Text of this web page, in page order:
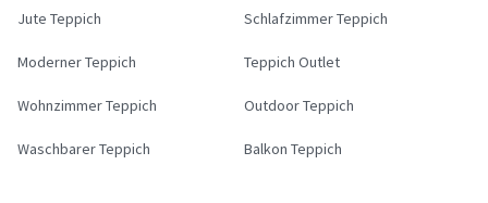
Jute Teppich Schlafzimmer Teppich
Moderner Teppich Teppich Outlet
Wohnzimmer Teppich Outdoor Teppich
Waschbarer Teppich Balkon Teppich